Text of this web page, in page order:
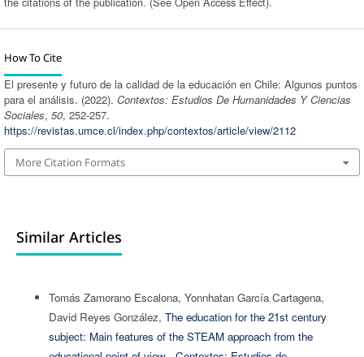
How To Cite
El presente y futuro de la calidad de la educación en Chile: Algunos puntos
para el análisis. (2022). Contextos: Estudios De Humanidades Y Ciencias
Sociales, 50, 252-257.
https://revistas.umce.cl/index.php/contextos/article/view/2112
More Citation Formats
Similar Articles
Tomás Zamorano Escalona, Yonnhatan García Cartagena,
David Reyes González, The education for the 21st century
subject: Main features of the STEAM approach from the